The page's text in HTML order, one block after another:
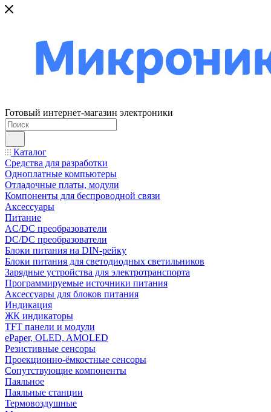
Готовый интернет-магазин электроники
Каталог
Средства для разработки
Одноплатные компьютеры
Отладочные платы, модули
Компоненты для беспроводной связи
Аксессуары
Питание
AC/DC преобразователи
DC/DC преобразователи
Блоки питания на DIN-рейку
Блоки питания для светодиодных светильников
Зарядные устройства для электротранспорта
Программируемые источники питания
Аксессуары для блоков питания
Индикация
ЖК индикаторы
TFT панели и модули
ePaper, OLED, AMOLED
Резистивные сенсоры
Проекционно-ёмкостные сенсоры
Сопутствующие компоненты
Паяльное
Паяльные станции
Термовоздушные